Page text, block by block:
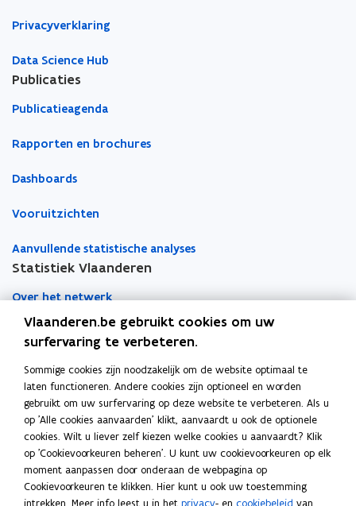
Privacyverklaring
Data Science Hub
Publicaties
Publicatieagenda
Rapporten en brochures
Dashboards
Vooruitzichten
Aanvullende statistische analyses
Statistiek Vlaanderen
Over het netwerk
Academische samenwerking
Nieuws
Evenementen
Contact
Pers
Vlaanderen.be gebruikt cookies om uw
surfervaring te verbeteren.
Sommige cookies zijn noodzakelijk om de website optimaal te
laten functioneren. Andere cookies zijn optioneel en worden
gebruikt om uw surfervaring op deze website te verbeteren. Als u
op 'Alle cookies aanvaarden' klikt, aanvaardt u ook de optionele
cookies. Wilt u liever zelf kiezen welke cookies u aanvaardt? Klik
op 'Cookievoorkeuren beheren'. U kunt uw cookievoorkeuren op elk
moment aanpassen door onderaan de webpagina op
Cookievoorkeuren te klikken. Hier kunt u ook uw toestemming
intrekken. Meer info leest u in het privacy- en cookiebeleid van